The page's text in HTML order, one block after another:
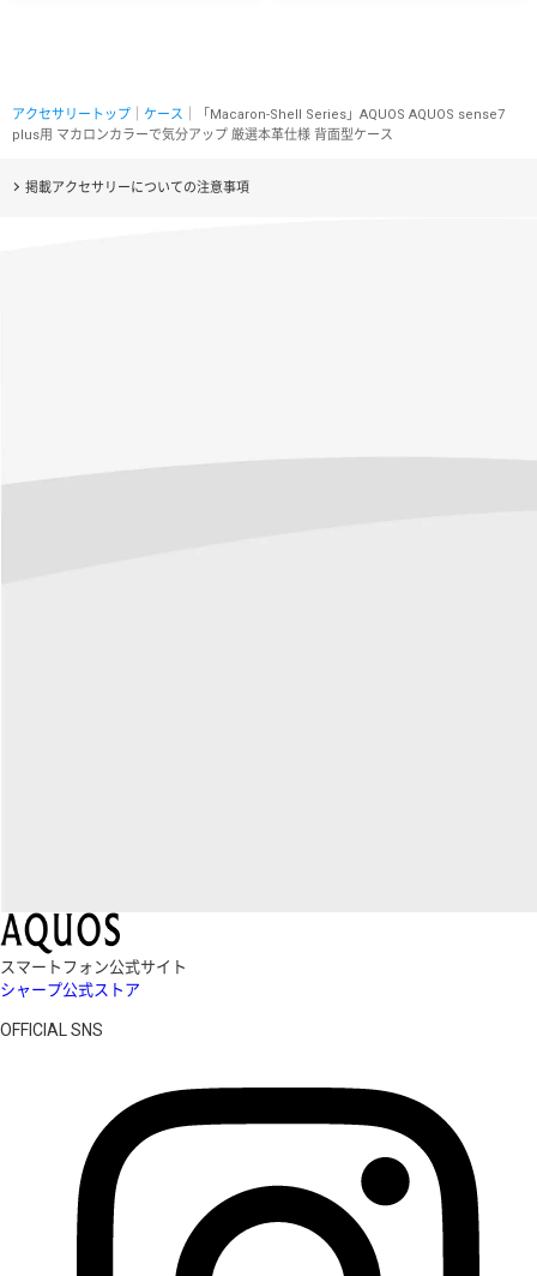
アクセサリートップ ケース ｜「Macaron-Shell Series」AQUOS AQUOS sense7
plus用 マカロンカラーで気分アップ 厳選本革仕様 背面型ケース
掲載アクセサリーについての注意事項
スマートフォン公式サイト
シャープ公式ストア
OFFICIAL SNS